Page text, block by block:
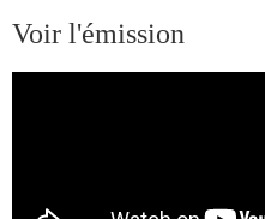
Voir l'émission